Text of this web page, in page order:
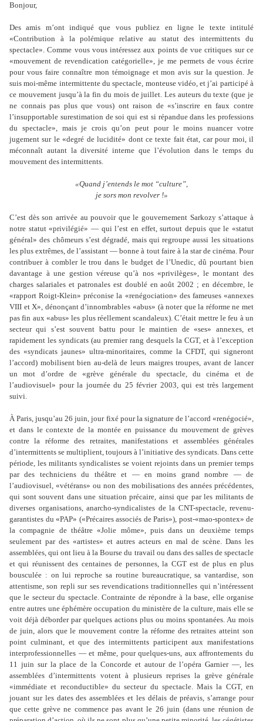
Bonjour,
Des amis m’ont indiqué que vous publiez en ligne le texte intitulé
«Contribution à la polémique relative au statut des intermittents du
spectacle». Comme vous vous intéressez aux points de vue critiques sur ce
«mouvement de revendication catégorielle», je me permets de vous écrire
pour vous faire connaître mon témoignage et mon avis sur la question. Je
suis moi-même intermittente du spectacle, monteuse vidéo, et j’ai participé à
ce mouvement jusqu’à la fin du mois de juillet. Les auteurs du texte (que je
ne connais pas plus que vous) ont raison de «s’inscrire en faux contre
l’insupportable surestimation de soi qui est si répandue dans les professions
du spectacle», mais je crois qu’on peut pour le moins nuancer votre
jugement sur le «degré de lucidité» dont ce texte fait état, car pour moi, il
méconnaît autant la diversité interne que l’évolution dans le temps du
mouvement des intermittents.
«Quand j’entends le mot “culture”,
je sors mon revolver !»
C’est dès son arrivée au pouvoir que le gouvernement Sarkozy s’attaque à
notre statut «privilégié» — qui l’est en effet, surtout depuis que le «statut
général» des chômeurs s’est dégradé, mais qui regroupe aussi les situations
les plus extrêmes, de l’assistant — bonne à tout faire à la star de cinéma. Pour
contribuer à combler le trou dans le budget de l’Unedic, dû pourtant bien
davantage à une gestion véreuse qu’à nos «privilèges», le montant des
charges salariales et patronales est doublé en août 2002 ; en décembre, le
«rapport Roigt-Klein» préconise la «renégociation» des fameuses «annexes
VIII et X», dénonçant d’innombrables «abus» (à noter que la réforme ne met
pas fin aux «abus» les plus réellement scandaleux). C’était mettre le feu à un
secteur qui s’est souvent battu pour le maintien de «ses» annexes, et
rapidement les syndicats (au premier rang desquels la CGT, et à l’exception
des «syndicats jaunes» ultra-minoritaires, comme la CFDT, qui signeront
l’accord) mobilisent bien au-delà de leurs maigres troupes, avant de lancer
un mot d’ordre de «grève générale du spectacle, du cinéma et de
l’audiovisuel» pour la journée du 25 février 2003, qui est très largement
suivi.
À Paris, jusqu’au 26 juin, jour fixé pour la signature de l’accord «renégocié»,
et dans le contexte de la montée en puissance du mouvement de grèves
contre la réforme des retraites, manifestations et assemblées générales
d’intermittents se multiplient, toujours à l’initiative des syndicats. Dans cette
période, les militants syndicalistes se voient rejoints dans un premier temps
par des techniciens du théâtre et — en moins grand nombre — de
l’audiovisuel, «vétérans» ou non des mobilisations des années précédentes,
qui sont souvent dans une situation précaire, ainsi que par les militants de
diverses organisations, anarcho-syndicalistes de la CNT-spectacle, revenu-
garantistes du «PAP» («Précaires associés de Paris»), post-«mao-spontex» de
la compagnie de théâtre «Jolie môme», puis dans un deuxième temps
seulement par des «artistes» et autres acteurs en mal de scène. Dans les
assemblées, qui ont lieu à la Bourse du travail ou dans des salles de spectacle
et qui réunissent des centaines de personnes, la CGT est de plus en plus
bousculée : on lui reproche sa routine bureaucratique, sa vantardise, son
attentisme, son repli sur ses revendications traditionnelles qui n’intéressent
que le secteur du spectacle. Contrainte de répondre à la base, elle organise
entre autres une éphémère occupation du ministère de la culture, mais elle se
voit déjà déborder par quelques actions plus ou moins spontanées. Au mois
de juin, alors que le mouvement contre la réforme des retraites atteint son
point culminant, et que des intermittents participent aux manifestations
interprofessionnelles — et même, pour quelques-uns, aux affrontements du
11 juin sur la place de la Concorde et autour de l’opéra Garnier —, les
assemblées d’intermittents votent à plusieurs reprises la grève générale
«immédiate et reconductible» du secteur du spectacle. Mais la CGT, en
jouant sur les dates des assemblées et les délais de préavis, s’arrange pour
que cette grève ne commence pas avant le 26 juin (dans une réunion de